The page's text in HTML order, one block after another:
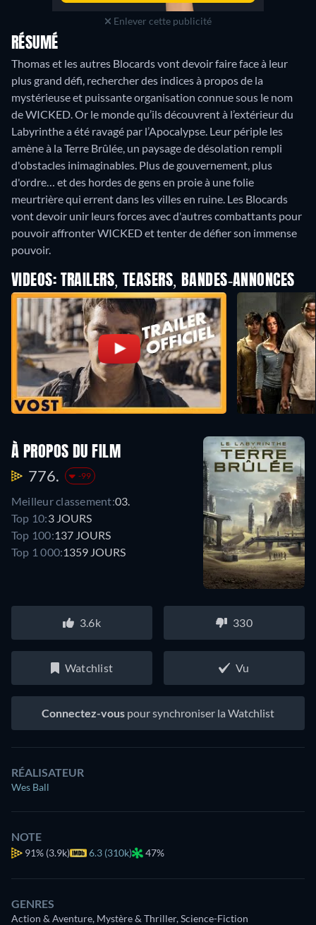
Enlever cette publicité
RÉSUMÉ
Thomas et les autres Blocards vont devoir faire face à leur
plus grand défi, rechercher des indices à propos de la
mystérieuse et puissante organisation connue sous le nom
de WICKED. Or le monde qu’ils découvrent à l’extérieur du
Labyrinthe a été ravagé par l’Apocalypse. Leur périple les
amène à la Terre Brûlée, un paysage de désolation rempli
d'obstacles inimaginables. Plus de gouvernement, plus
d'ordre… et des hordes de gens en proie à une folie
meurtrière qui errent dans les villes en ruine. Les Blocards
vont devoir unir leurs forces avec d'autres combattants pour
pouvoir affronter WICKED et tenter de défier son immense
pouvoir.
VIDEOS: TRAILERS, TEASERS, BANDES-ANNONCES
À PROPOS DU FILM
776. -99
Meilleur classement:03.
Top 10:3 JOURS
Top 100:137 JOURS
Top 1 000:1359 JOURS
3.6k 330
Watchlist Vu
Connectez-vous pour synchroniser la Watchlist
RÉALISATEUR
Wes Ball
NOTE
91% (3.9k) 6.3 (310k) 47%
GENRES
Action & Aventure, Mystère & Thriller, Science-Fiction